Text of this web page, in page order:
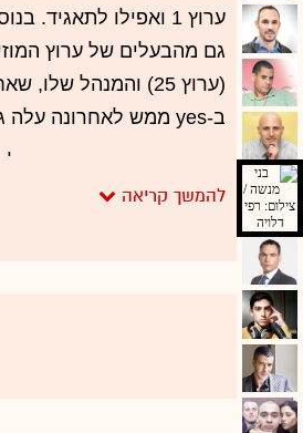
ערוץ 1 ואפילו
גם מהבעלים של ערוץ
(ערוץ 25) והמנהל
ב-yes ממש לאחרונה עלה גם בהוט.
בתחום המוזיקה הוא
שמייצגת אמנים פופולריים